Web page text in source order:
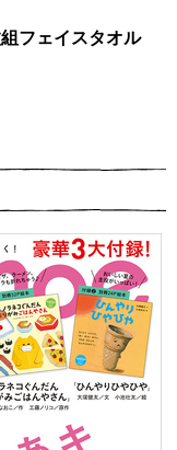
フェイスタオル